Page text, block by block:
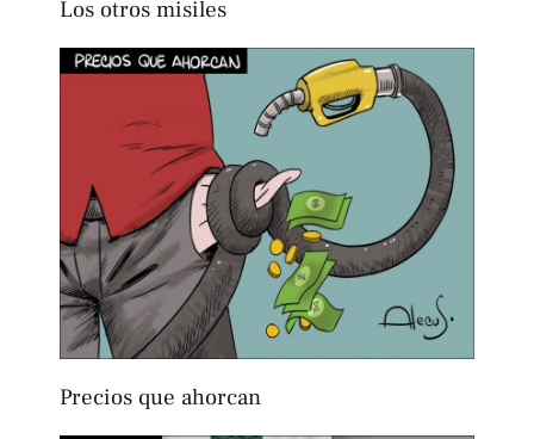
Los otros misiles
Precios que ahorcan